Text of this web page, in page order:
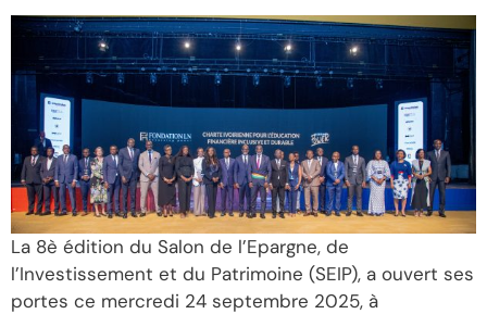
La 8è édition du Salon de l’Epargne, de
l’Investissement et du Patrimoine (SEIP), a ouvert ses
portes ce mercredi 24 septembre 2025, à